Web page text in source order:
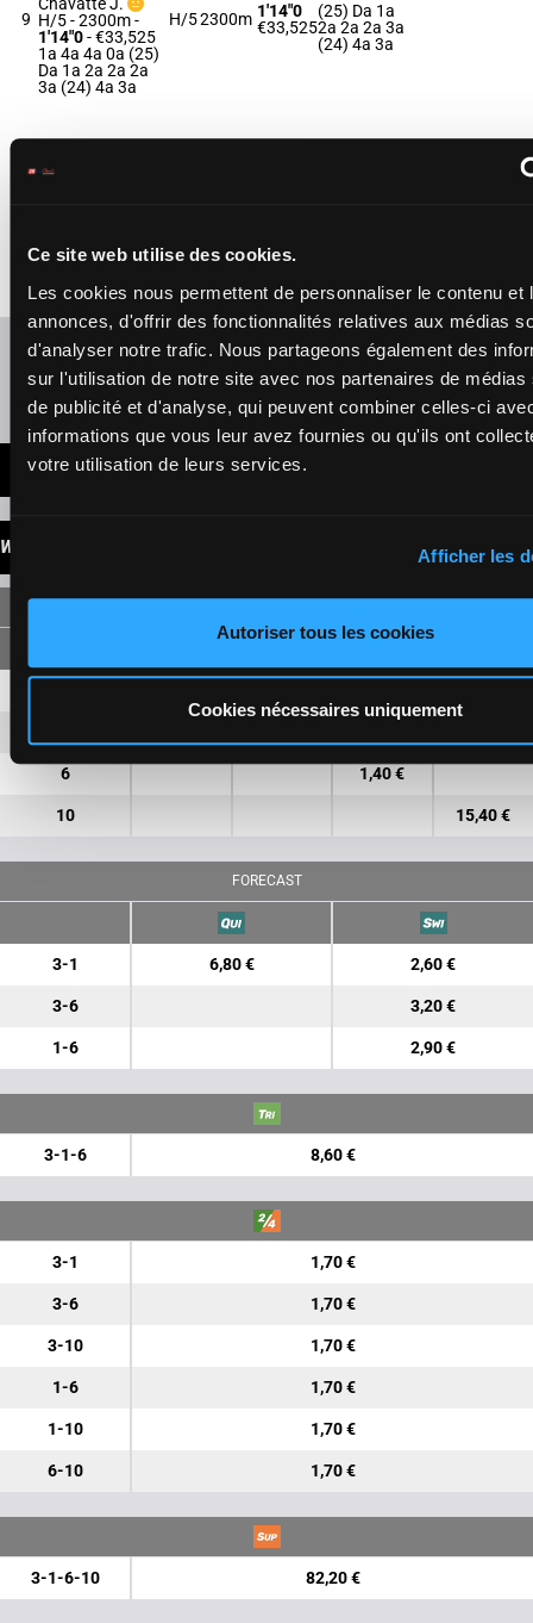
Ce site web utilise des cookies.
Les cookies nous permettent de personnaliser le contenu et
annonces, d'offrir des fonctionnalités relatives aux médias
d'analyser notre trafic. Nous partageons également des
sur l'utilisation de notre site avec nos partenaires de médias
de publicité et d'analyse, qui peuvent combiner celles-ci
informations que vous leur avez fournies ou qu'ils ont
votre utilisation de leurs services.
Afficher les
Autoriser tous les cookies
Cookies nécessaires uniquement
9 H/5 - 2300m-
1'14"0- €33,525
1a 4a 4a 0a (25)
Da 1a 2a 2a 2a
3a (24) 4a 3a
H/52300m 1'14"0
€33,525
(25) Da 1a
2a 2a 2a 3a
(24) 4a 3a
CHENAIE
Da Da Da Da
1a Da Da 9a
Refresh odds
LATEST NEWS
WINNINGS
6 1,40 €
10 15,40 €
FORECAST
3-1 6,80 € 2,60 €
3-6 3,20 €
1-6 2,90 €
3-1-6 8,60 €
3-1 1,70 €
3-6 1,70 €
3-10 1,70 €
1-6 1,70 €
1-10 1,70 €
6-10 1,70 €
3-1-6-10 82,20 €